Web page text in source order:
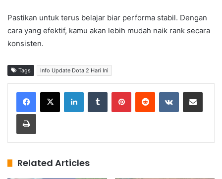
Pastikan untuk terus belajar biar performa stabil. Dengan
cara yang efektif, kamu akan lebih mudah naik rank secara
konsisten.
Tags Info Update Dota 2 Hari Ini
Related Articles